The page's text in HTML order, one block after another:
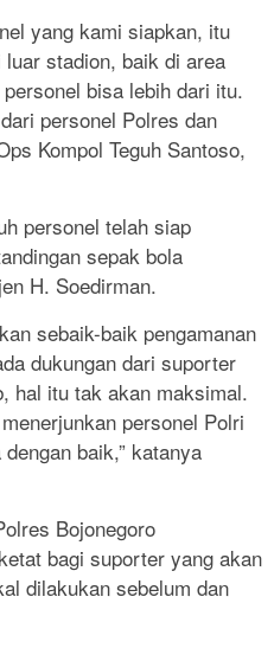
yang kami siapkan, itu
stadion, baik di area
bisa lebih dari itu.
personel Polres dan
Kompol Teguh Santoso,
personel telah siap
sepak bola
H. Soedirman.
sebaik-baik pengamanan
dukungan dari suporter
hal itu tak akan maksimal.
personel Polri
baik,” katanya
Bojonegoro
bagi suporter yang akan
dilakukan sebelum dan